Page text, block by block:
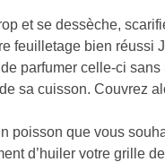
et se dessèche,
feuilletage bien réussi J
parfumer celle-ci
sa cuisson. Couvrez
poisson que vous
d’huiler votre grille